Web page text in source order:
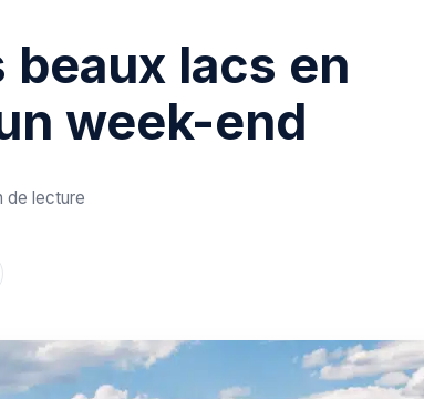
beaux lacs en
week-end
de lecture